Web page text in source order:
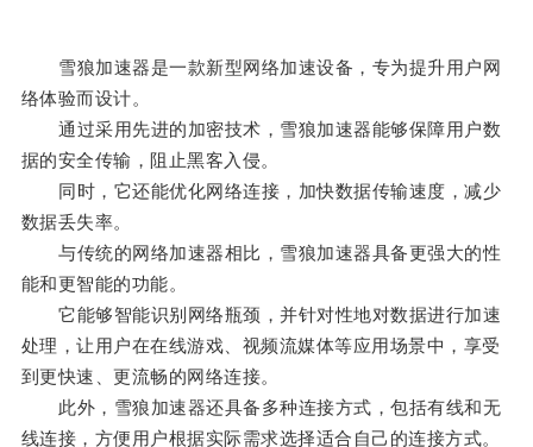
雪狼加速器是一款新型网络加速设备，专为提升用户网
络体验而设计。
通过采用先进的加密技术，雪狼加速器能够保障用户数
据的安全传输，阻止黑客入侵。
同时，它还能优化网络连接，加快数据传输速度，减少
数据丢失率。
与传统的网络加速器相比，雪狼加速器具备更强大的性
能和更智能的功能。
它能够智能识别网络瓶颈，并针对性地对数据进行加速
处理，让用户在在线游戏、视频流媒体等应用场景中，享受
到更快速、更流畅的网络连接。
此外，雪狼加速器还具备多种连接方式，包括有线和无
线连接，方便用户根据实际需求选择适合自己的连接方式。